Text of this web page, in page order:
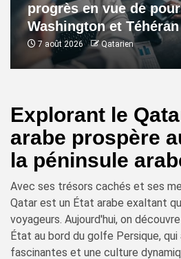
progrès en vue de
Washington et Téhéran
7 août 2026 Qatarien
Explorant le
arabe prospère
la péninsule
Avec ses trésors cachés et ses
Qatar est un État arabe exaltant
voyageurs. Aujourd'hui, on
État au bord du golfe Persique,
fascinantes et une culture